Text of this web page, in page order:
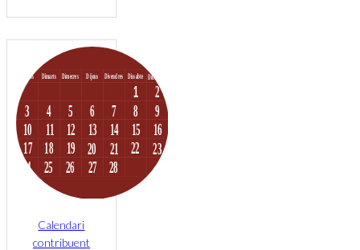
Calendari
contribuent